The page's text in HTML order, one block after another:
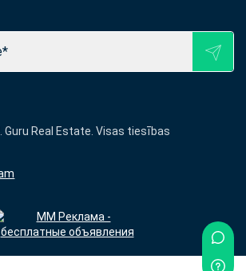
Real Estate. Visas tiesības